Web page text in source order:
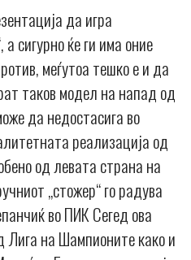
да игра
сигурно ќе ги има оние
меѓутоа тешко е и да
таков модел на напад од
да недостасига во
реализација од
од левата страна на
„стожер“ го радува
во ПИК Сегед ова
Лига на Шампионите како и